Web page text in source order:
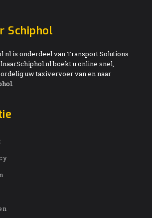
Schiphol
is onderdeel van Transport Solutions
boekt u online snel,
uw taxivervoer van en naar